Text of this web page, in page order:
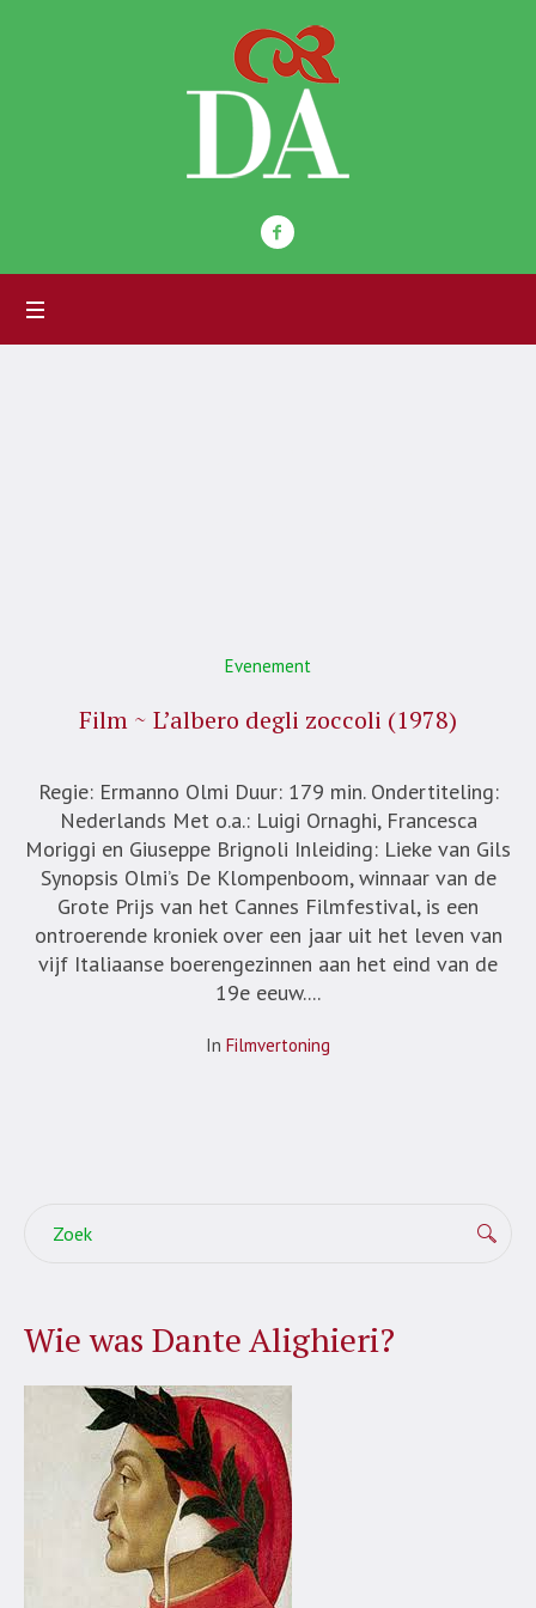
Evenement
Film ~ L’albero degli zoccoli (1978)
Regie: Ermanno Olmi Duur: 179 min. Ondertiteling:
Nederlands Met o.a.: Luigi Ornaghi, Francesca
Moriggi en Giuseppe Brignoli Inleiding: Lieke van Gils
Synopsis Olmi’s De Klompenboom, winnaar van de
Grote Prijs van het Cannes Filmfestival, is een
ontroerende kroniek over een jaar uit het leven van
vijf Italiaanse boerengezinnen aan het eind van de
19e eeuw....
In Filmvertoning
Wie was Dante Alighieri?